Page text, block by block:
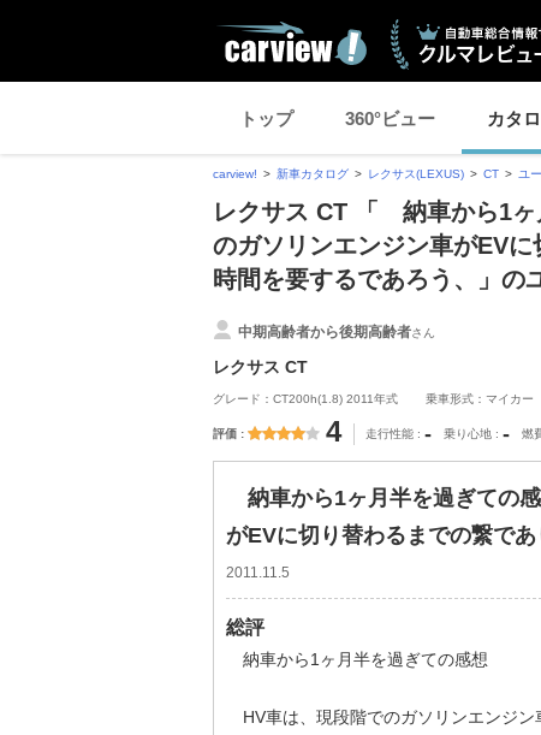
トップ 360°ビュー カタ
carview! 新車カタログ レクサス(LEXUS) CT ユ
レクサス CT 「 納車から1
のガソリンエンジン車がEV
時間を要するであろう、」の
中期高齢者から後期高齢者さん
レクサス CT
グレード：CT200h(1.8) 2011年式 乗車形式：マイカー
評価 4 走行性能 - 乗り心地 - 燃
納車から1ヶ月半を過ぎての
がEVに切り替わるまでの繋で
2011.11.5
総評
納車から1ヶ月半を過ぎての感想
HV車は、現段階でのガソリンエンジン